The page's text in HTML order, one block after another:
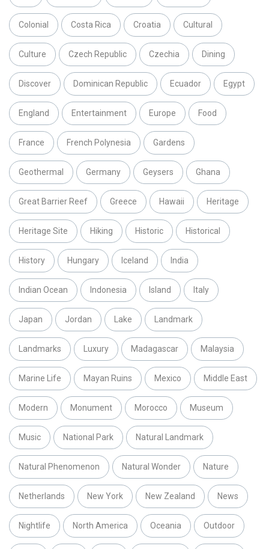
Colonial Costa Rica Croatia Cultural
Culture Czech Republic Czechia Dining
Discover Dominican Republic Ecuador Egypt
England Entertainment Europe Food
France French Polynesia Gardens
Geothermal Germany Geysers Ghana
Great Barrier Reef Greece Hawaii Heritage
Heritage Site Hiking Historic Historical
History Hungary Iceland India
Indian Ocean Indonesia Island Italy
Japan Jordan Lake Landmark
Landmarks Luxury Madagascar Malaysia
Marine Life Mayan Ruins Mexico Middle East
Modern Monument Morocco Museum
Music National Park Natural Landmark
Natural Phenomenon Natural Wonder Nature
Netherlands New York New Zealand News
Nightlife North America Oceania Outdoor